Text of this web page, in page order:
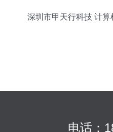
深圳市甲天行科技 计
电话：